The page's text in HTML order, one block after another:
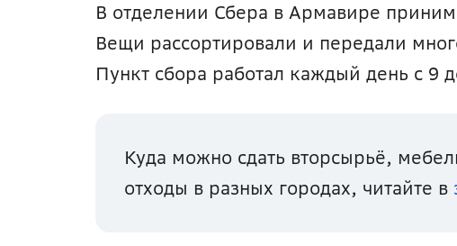
В отделении Сбера в Армавире
Вещи рассортировали и передали
Пункт сбора работал каждый день с 9
Куда можно сдать вторсырьё,
отходы в разных городах, читайте в